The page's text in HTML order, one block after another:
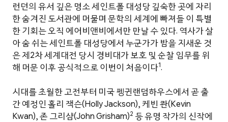
런던의 유서 깊은 명소 세인트폴 대성당 깊숙한 곳에 자리
한 숨겨진 도서관에 머물며 문학의 세계에 빠져들 이 특별
한 기회는 오직 에어비앤비에서만 만날 수 있다. 역사가 살
아 숨 쉬는 세인트폴 대성당에서 누군가가 밤을 지새운 것
은 제2차 세계대전 당시 경비대가 보호 및 순찰 임무를 위
해 머문 이후 공식적으로 이번이 처음이다1.
시대를 초월한 고전부터 미국 펭귄랜덤하우스에서 곧 출
간 예정인 홀리 잭슨(Holly Jackson), 케빈 콴(Kevin
Kwan), 존 그리샴(John Grisham)2 등 유명 작가의 신작에